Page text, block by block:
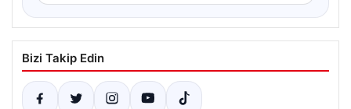
Bizi Takip Edin